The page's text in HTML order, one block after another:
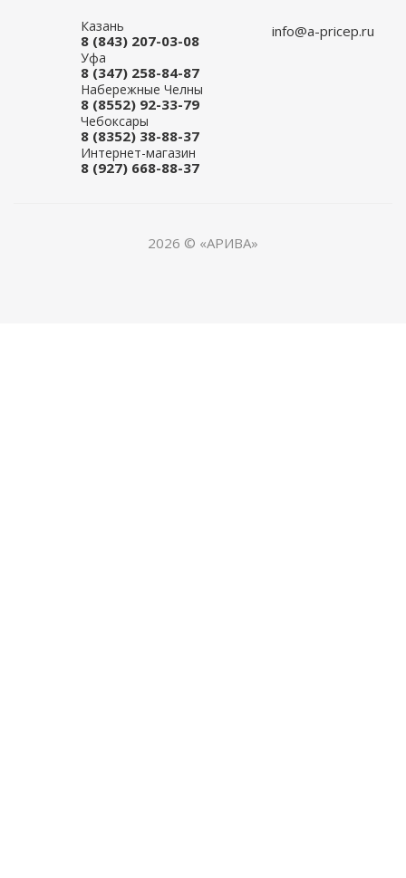
Казань
8 (843) 207-03-08
Уфа
8 (347) 258-84-87
Набережные Челны
8 (8552) 92-33-79
Чебоксары
8 (8352) 38-88-37
Интернет-магазин
8 (927) 668-88-37
info@a-pricep.ru
2026 © «АРИВА»